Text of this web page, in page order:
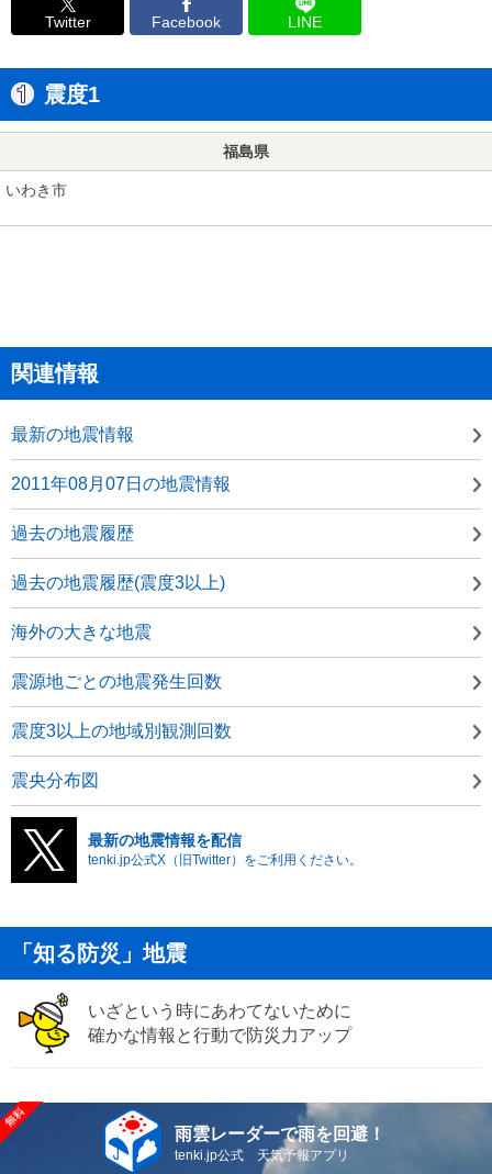
Twitter Facebook LINE
震度1
福島県
いわき市
関連情報
最新の地震情報
2011年08月07日の地震情報
過去の地震履歴
過去の地震履歴(震度3以上)
海外の大きな地震
震源地ごとの地震発生回数
震度3以上の地域別観測回数
震央分布図
最新の地震情報を配信
tenki.jp公式X（旧Twitter）をご利用ください。
「知る防災」地震
いざという時にあわてないために
確かな情報と行動で防災力アップ
雨雲レーダーで雨を回避！
tenki.jp公式 天気予報アプリ